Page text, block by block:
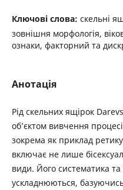
Ключові слова: скельні
зовнішня морфологія,
ознаки, факторний та
Анотація
Рід скельних ящірок
об’єктом вивчення
зокрема як приклад
включає не лише
види. Його систематика та
ускладнюються,